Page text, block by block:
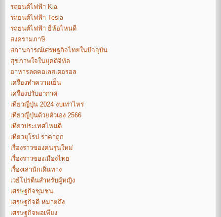
รถยนต์ไฟฟ้า Kia
รถยนต์ไฟฟ้า Tesla
รถยนต์ไฟฟ้า ยี่ห้อไหนดี
สงครามภาษี
สถานการณ์เศรษฐกิจไทยในปัจจุบัน
สุขภาพใจในยุคดิจิทัล
อาหารลดคอเลสเตอรอล
เครื่องทำความเย็น
เครื่องปรับอากาศ
เที่ยวญี่ปุ่น 2024 งบเท่าไหร่
เที่ยวญี่ปุ่นด้วยตัวเอง 2566
เที่ยวประเทศไหนดี
เที่ยวยุโรป ราคาถูก
เรื่องราวของคนรุ่นใหม่
เรื่องราวของเมืองไทย
เรื่องเล่านักเดินทาง
เวย์โปรตีนสำหรับผู้หญิง
เศรษฐกิจชุมชน
เศรษฐกิจดี หมายถึง
เศรษฐกิจพอเพียง